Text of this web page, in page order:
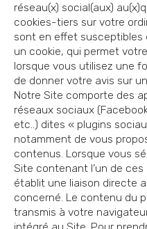
réseau(x) social(aux)
cookies-tiers sur votre
sont en effet susceptibles
un cookie, qui permet
lorsque vous utilisez une
de donner votre avis sur
Notre Site comporte des
réseaux sociaux
etc..) dites « plugins
notamment de vous
contenus. Lorsque vous
Site contenant l’un de
établit une liaison directe
concerné. Le contenu du
transmis à votre